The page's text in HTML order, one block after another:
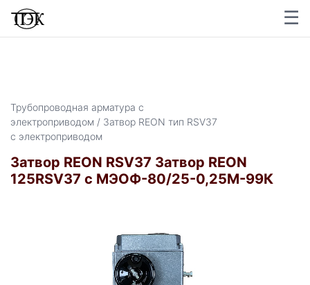
☰
Трубопроводная арматура с
электроприводом / Затвор REON тип RSV37
с электроприводом
Затвор REON RSV37 Затвор REON
125RSV37 с МЭОФ-80/25-0,25М-99К